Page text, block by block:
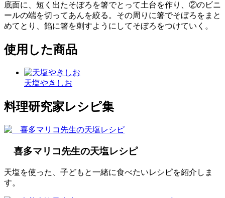
底面に、短く出たそぼろを箸でとって土台を作り、②のビニ
ールの端を切ってあんを絞る。その周りに箸でそぼろをまと
めてとり、餡に箸を刺すようにしてそぼろをつけていく。
使用した商品
天塩やきしお
料理研究家レシピ集
喜多マリコ先生の天塩レシピ
天塩を使った、子どもと一緒に食べたいレシピを紹介しま
す。